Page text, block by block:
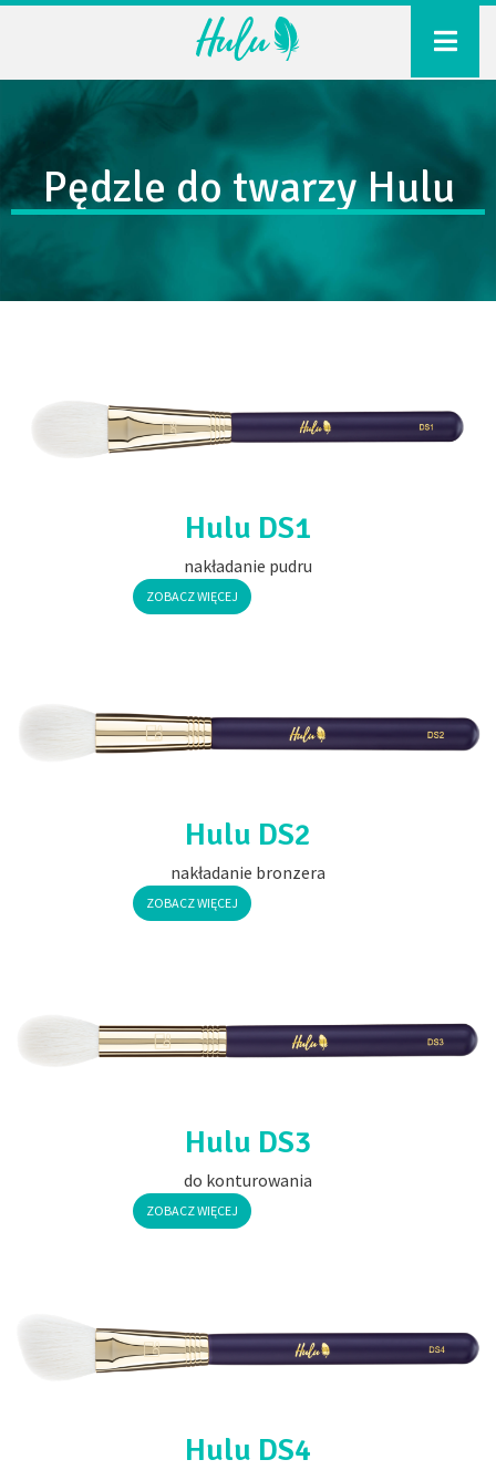
o nas
produkty
Pędzle do twarzy
Pędzle z naturalnym włosiem
Pędzle z syntetycznym włosiem
nowości
kontakt
Pędzle do twarzy Hulu
Hulu DS1
nakładanie pudru
ZOBACZ WIĘCEJ
Hulu DS2
nakładanie bronzera
ZOBACZ WIĘCEJ
Hulu DS3
do konturowania
ZOBACZ WIĘCEJ
Hulu DS4